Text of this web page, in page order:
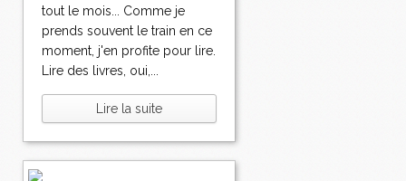
tout le mois... Comme je
prends souvent le train en ce
moment, j'en profite pour lire.
Lire des livres, oui,...
Lire la suite